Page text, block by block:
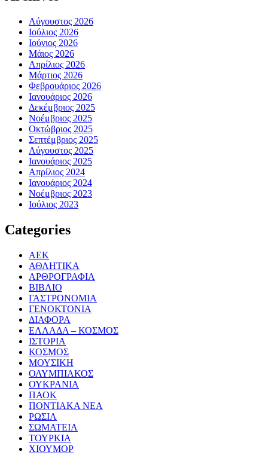
Αύγουστος 2026
Ιούλιος 2026
Ιούνιος 2026
Μάιος 2026
Απρίλιος 2026
Μάρτιος 2026
Φεβρουάριος 2026
Ιανουάριος 2026
Δεκέμβριος 2025
Νοέμβριος 2025
Οκτώβριος 2025
Σεπτέμβριος 2025
Αύγουστος 2025
Ιανουάριος 2025
Απρίλιος 2024
Ιανουάριος 2024
Νοέμβριος 2023
Ιούλιος 2023
Categories
ΑΕΚ
ΑΘΛΗΤΙΚΑ
ΑΡΘΡΟΓΡΑΦΙΑ
ΒΙΒΛΙΟ
ΓΑΣΤΡΟΝΟΜΙΑ
ΓΕΝΟΚΤΟΝΙΑ
ΔΙΑΦΟΡΑ
ΕΛΛΑΔΑ – ΚΟΣΜΟΣ
ΙΣΤΟΡΙΑ
ΚΟΣΜΟΣ
ΜΟΥΣΙΚΗ
ΟΛΥΜΠΙΑΚΟΣ
ΟΥΚΡΑΝΙΑ
ΠΑΟΚ
ΠΟΝΤΙΑΚΑ ΝΕΑ
ΡΩΣΙΑ
ΣΩΜΑΤΕΙΑ
ΤΟΥΡΚΙΑ
ΧΙΟΥΜΟΡ